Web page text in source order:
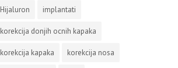
Hijaluron implantati
korekcija donjih ocnih kapaka
korekcija kapaka korekcija nosa